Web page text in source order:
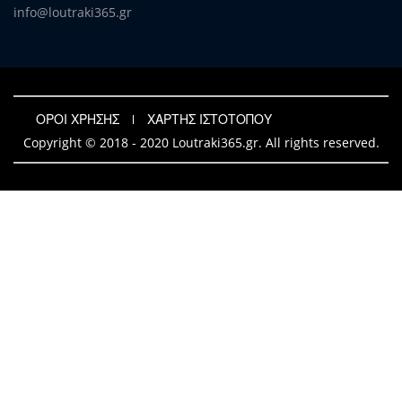
info@loutraki365.gr
ΟΡΟΙ ΧΡΗΣΗΣ
ΧΑΡΤΗΣ ΙΣΤΟΤΟΠΟΥ
Copyright © 2018 - 2020 Loutraki365.gr. All rights reserved.